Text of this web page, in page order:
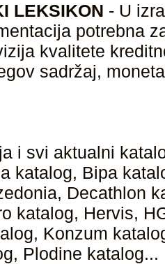
LEKSIKON - U
potrebna
kvalitete
sadržaj,
i svi aktualni
katalog, Bipa
Decathlon
katalog, Hervis,
Konzum
Plodine katalog...